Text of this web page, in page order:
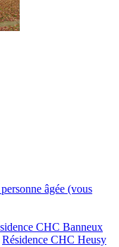
âgée (vous
CHC Banneux
Résidence CHC Heusy